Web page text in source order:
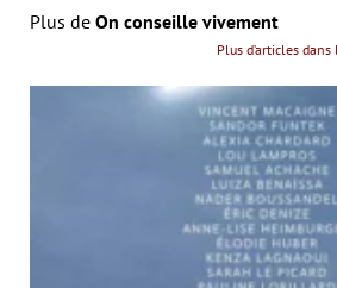
Plus de On conseille vivement
Plus d’articles